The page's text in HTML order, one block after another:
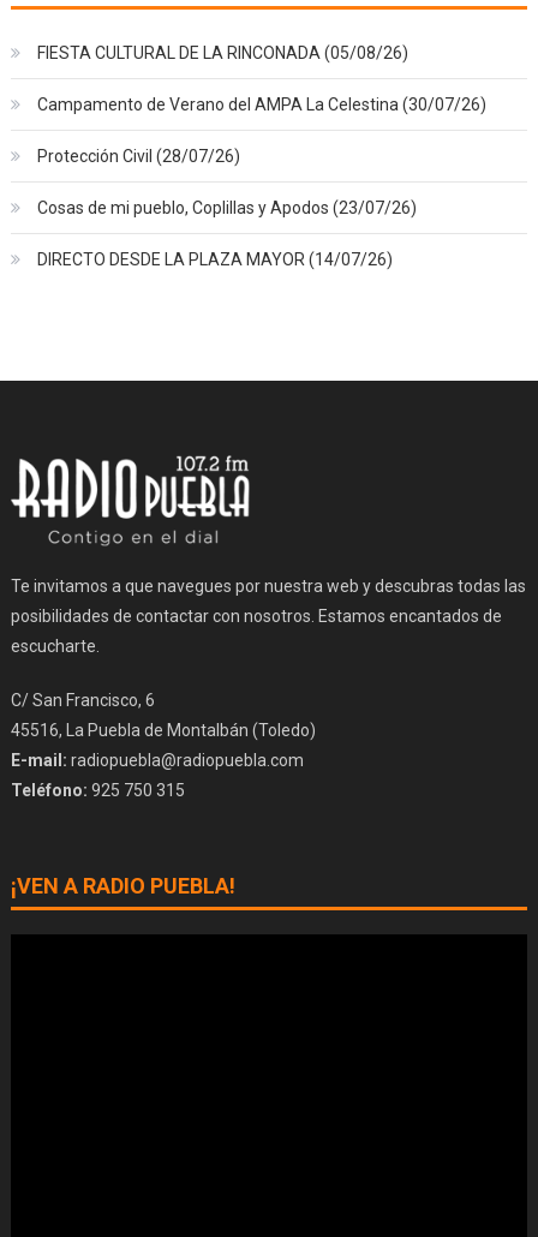
FIESTA CULTURAL DE LA RINCONADA (05/08/26)
Campamento de Verano del AMPA La Celestina (30/07/26)
Protección Civil (28/07/26)
Cosas de mi pueblo, Coplillas y Apodos (23/07/26)
DIRECTO DESDE LA PLAZA MAYOR (14/07/26)
Te invitamos a que navegues por nuestra web y descubras todas las
posibilidades de contactar con nosotros. Estamos encantados de
escucharte.
C/ San Francisco, 6
45516, La Puebla de Montalbán (Toledo)
E-mail: radiopuebla@radiopuebla.com
Teléfono: 925 750 315
¡VEN A RADIO PUEBLA!